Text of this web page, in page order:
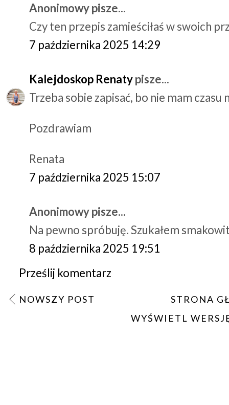
Anonimowy pisze...
Czy ten przepis zamieściłaś w swoich
7 października 2025 14:29
Kalejdoskop Renatypisze...
Trzeba sobie zapisać, bo nie mam
Pozdrawiam
Renata
7 października 2025 15:07
Anonimowy pisze...
Na pewno spróbuję. Szukałem
8 października 2025 19:51
Prześlij komentarz
NOWSZY POST
STRONA
WYŚWIETL